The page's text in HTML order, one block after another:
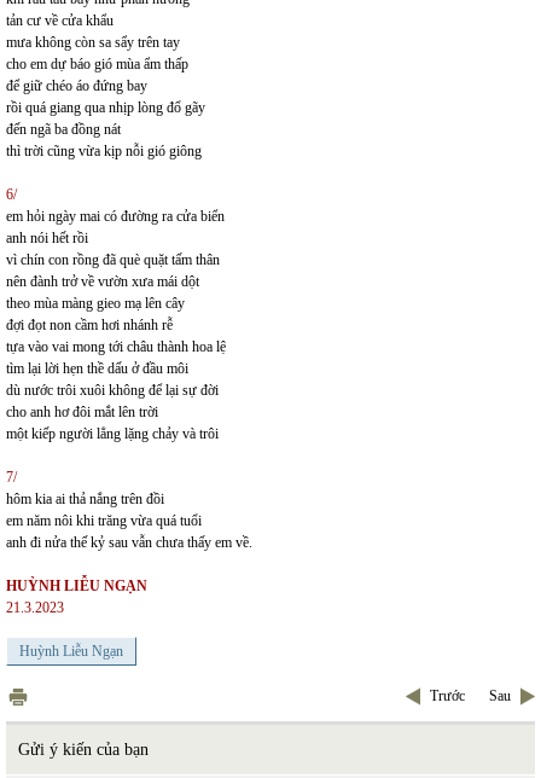
tản cư về cửa khẩu
mưa không còn sa sẩy trên tay
cho em dự báo gió mùa ẩm thấp
để giữ chéo áo đứng bay
rồi quá giang qua nhịp lòng đổ gãy
đến ngã ba đồng nát
thì trời cũng vừa kịp nỗi gió giông
6/
em hỏi ngày mai có đường ra cửa biển
anh nói hết rồi
vì chín con rồng đã què quặt tấm thân
nên đành trở về vườn xưa mái dột
theo mùa màng gieo mạ lên cây
đợi đọt non cầm hơi nhánh rễ
tựa vào vai mong tới châu thành hoa lệ
tìm lại lời hẹn thề dấu ở đầu môi
dù nước trôi xuôi không để lại sự đời
cho anh hơ đôi mắt lên trời
một kiếp người lẳng lặng chảy và trôi
7/
hôm kia ai thả nắng trên đồi
em năm nôi khi trăng vừa quá tuổi
anh đi nửa thế kỷ sau vẫn chưa thấy em về.
HUỲNH LIỄU NGẠN
21.3.2023
Huỳnh Liễu Ngạn
Trước Sau
Gửi ý kiến của bạn